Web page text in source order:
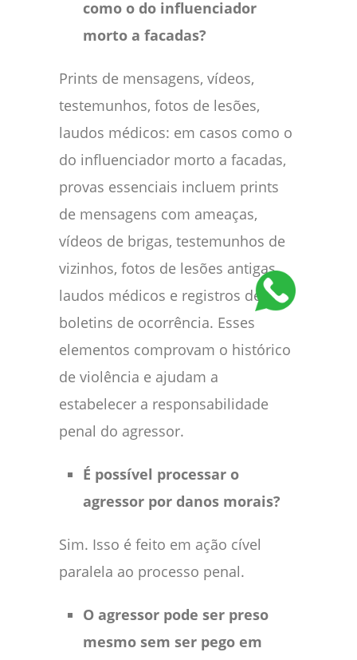
como o do influenciador
morto a facadas?
Prints de mensagens, vídeos,
testemunhos, fotos de lesões,
laudos médicos: em casos como o
do influenciador morto a facadas,
provas essenciais incluem prints
de mensagens com ameaças,
vídeos de brigas, testemunhos de
vizinhos, fotos de lesões antigas,
laudos médicos e registros de
boletins de ocorrência. Esses
elementos comprovam o histórico
de violência e ajudam a
estabelecer a responsabilidade
penal do agressor.
É possível processar o
agressor por danos morais?
Sim. Isso é feito em ação cível
paralela ao processo penal.
O agressor pode ser preso
mesmo sem ser pego em